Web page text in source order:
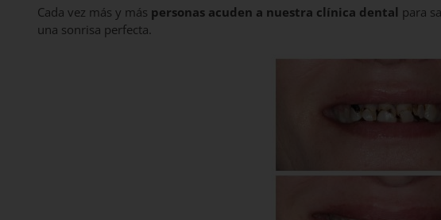
Cada vez más y más personas acuden a nuestra clínica dental para
una sonrisa perfecta.